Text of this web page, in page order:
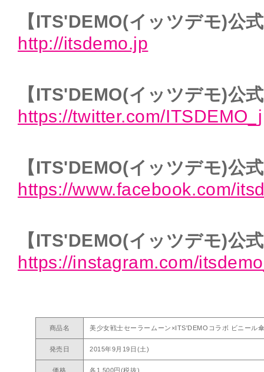
【ITS'DEMO(イッツデモ)公
http://itsdemo.jp
【ITS'DEMO(イッツデモ)公
https://twitter.com/
【ITS'DEMO(イッツデモ)公
https://www.facebook.com/
【ITS'DEMO(イッツデモ)公
https://instagram.com/
商品名 美少女戦士セーラームーン×ITS'DEMOコラボ ビニール
発売日 2015年9月19日(土)
価格 各1,500円(税抜)